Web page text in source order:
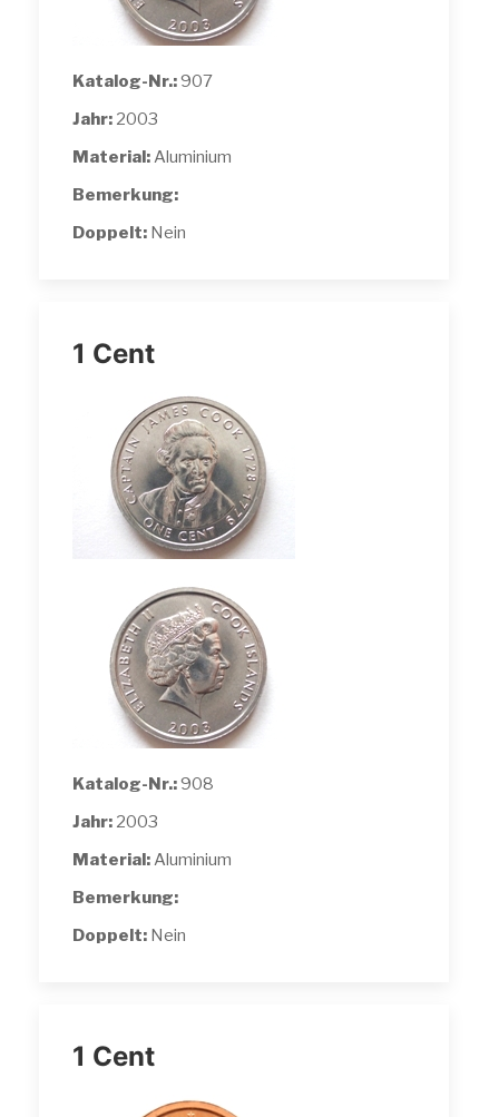
Katalog-Nr.:907
Jahr: 2003
Material:Aluminium
Bemerkung:
Doppelt: Nein
1 Cent
Katalog-Nr.:908
Jahr: 2003
Material:Aluminium
Bemerkung:
Doppelt: Nein
1 Cent